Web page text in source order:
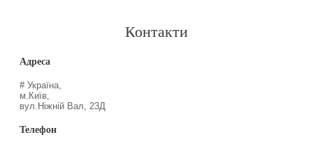
Контакти
Адреса
# Україна,
м.Київ,
вул.Ніжній Вал, 23Д
Телефон